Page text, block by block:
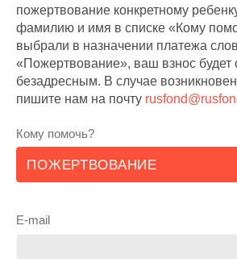
пожертвование конкретному
фамилию и имя в списке «Кому
выбрали в назначении платежа
«Пожертвование», ваш взнос будет
безадресным. В случае
пишите нам на почту
Кому помочь?
E-mail